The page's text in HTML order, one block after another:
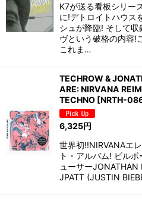
K7が送る看板シリー
に!デトロイトハウス
シュが降臨! そして
ヴという破格の内容!
これま…
TECHROW &
ARE: NIRVANA
TECHNO [NRTH-
6,325円
世界初!!NIRVANAエ
ト・アルバム! ビル
ューサーJONATHAN
JPATT (JUSTIN